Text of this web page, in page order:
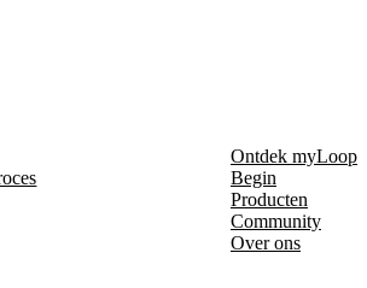
Ontdek myLoop
Begin
Producten
Community
Over ons